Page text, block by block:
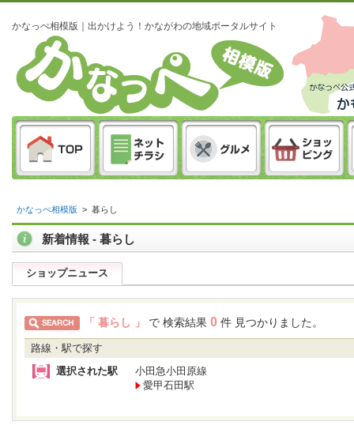
かなっぺ相模版｜出かけよう！かながわの地域ポータルサイト
かなっぺ相模版 > 暮らし
新着情報 - 暮らし
ショップニュース
「 暮らし 」 で 検索結果 0 件 見つかりました。
路線・駅で探す
選択された駅
小田急小田原線
愛甲石田駅